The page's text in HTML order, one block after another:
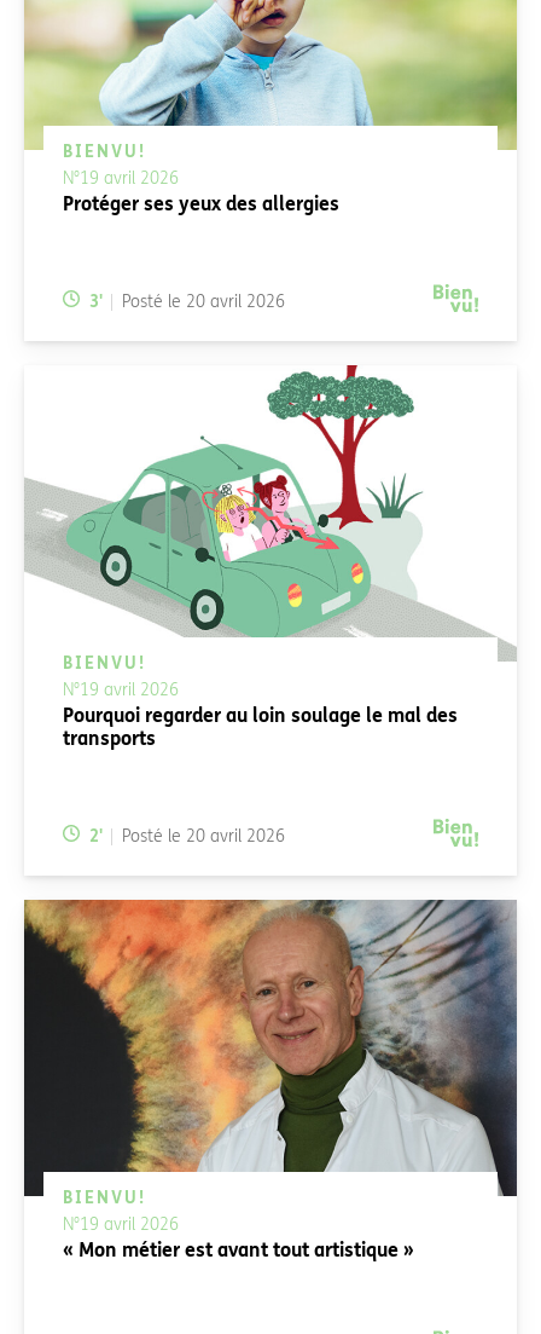
BIENVU!
N°19 avril 2026
Protéger ses yeux des allergies
Temps de lecture:
3' Posté le 20 avril 2026
BIENVU!
N°19 avril 2026
Pourquoi regarder au loin soulage le mal des
transports
Temps de lecture:
2' Posté le 20 avril 2026
BIENVU!
N°19 avril 2026
« Mon métier est avant tout artistique »